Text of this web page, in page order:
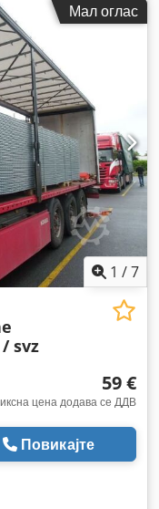
Мал оглас
1 /7
svz
59 €
цена додава се ДДВ
Повикајте